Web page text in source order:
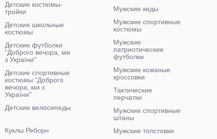
Детские костюмы-
тройки
Детские школьные
костюмы
Детские футболки
"Доброго вечора, ми
з України"
Детские спортивные
костюмы "Доброго
вечора, ми з
України"
Детские велосипеды
Мужские кеды
Мужские спортивные
костюмы
Мужские
патриотические
футболки
Мужские кожаные
кроссовки
Тактические
перчатки
Мужские спортивные
штаны
Мужские толстовки
Куклы Реборн